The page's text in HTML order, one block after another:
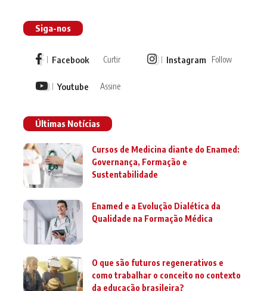
Siga-nos
Facebook Curtir Instagram Follow
Youtube Assine
Últimas Notícias
Cursos de Medicina diante do Enamed:
Governança, Formação e
Sustentabilidade
Enamed e a Evolução Dialética da
Qualidade na Formação Médica
O que são futuros regenerativos e
como trabalhar o conceito no contexto
da educação brasileira?